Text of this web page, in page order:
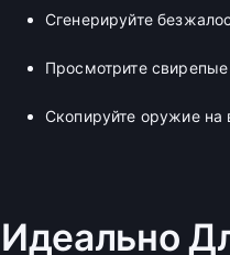
Сгенерируйте
Просмотрите
Скопируйте оружие на
Идеально